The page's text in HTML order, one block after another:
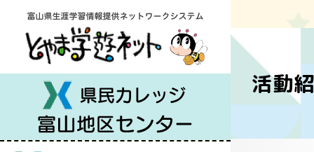
県民カレ
県民カレ
オンライ
令和8年
事業案内
講座の内
利用案内
活動